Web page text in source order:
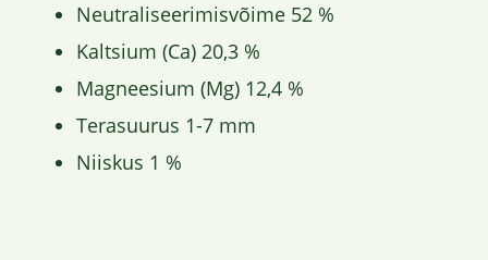
Neutraliseerimisvõime 52 %
Kaltsium (Ca) 20,3 %
Magneesium (Mg) 12,4 %
Terasuurus 1-7 mm
Niiskus 1 %